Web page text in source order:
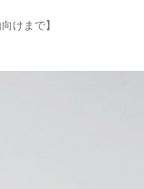
けまで】